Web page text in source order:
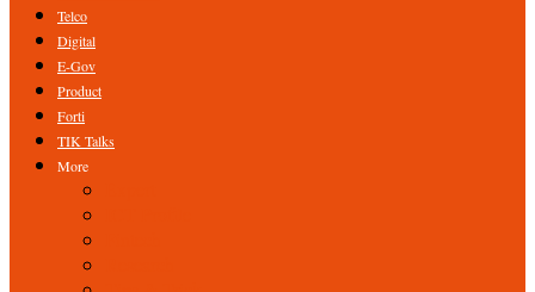
Telco
Digital
E-Gov
Product
Forti
TIK Talks
More